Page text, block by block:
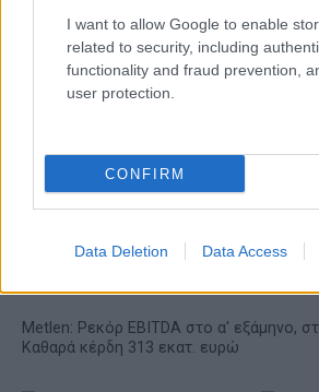
I want to allow Google to enable
related to security, including
functionality and fraud prevention,
user protection.
CONFIRM
Data Deletion Data Access
Πήρε τον Αλέρικ Φρίμαν ο
Βίκος Ιωαννίνων
κερδών
Metlen: Ρεκόρ EBITDA στο α' εξάμηνο,
Καθαρά κέρδη 313 εκατ. ευρώ